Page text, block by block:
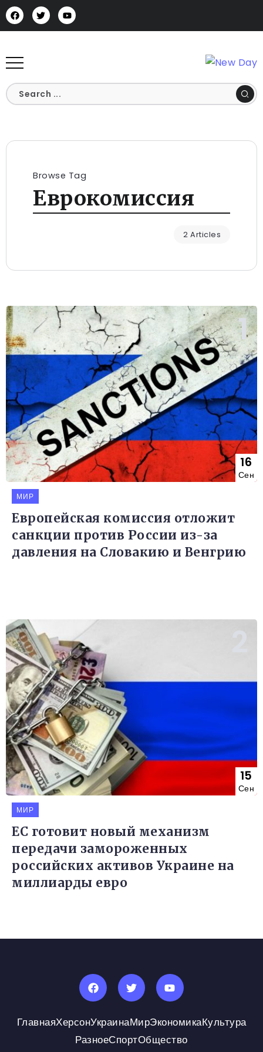
Browse Tag
Еврокомиссия
2 Articles
16
Сен
МИР
Европейская комиссия отложит
санкции против России из-за
давления на Словакию и Венгрию
15
Сен
МИР
ЕС готовит новый механизм
передачи замороженных
российских активов Украине на
миллиарды евро
ГлавнаяХерсонУкраинаМирЭкономикаКультура
РазноеСпортОбщество